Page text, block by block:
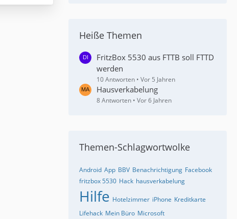
Heiße Themen
FritzBox 5530 aus FTTB soll FTTD
werden
10 Antworten Vor 5 Jahren
Hausverkabelung
8 Antworten Vor 6 Jahren
Themen-Schlagwortwolke
Android App BBV Benachrichtigung Facebook
fritzbox 5530 Hack hausverkabelung
Hilfe Hotelzimmer iPhone Kreditkarte
Lifehack Mein Büro Microsoft